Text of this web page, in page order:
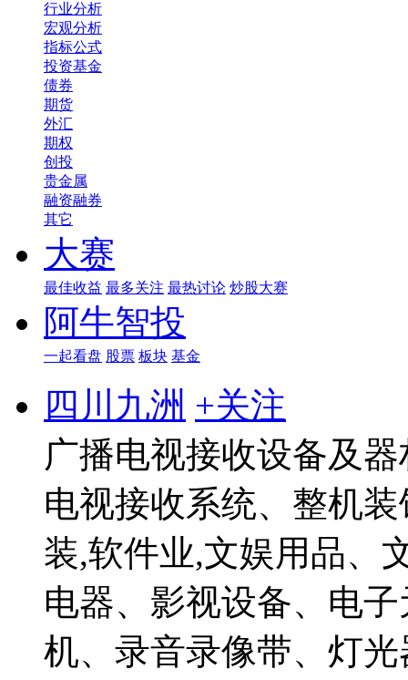
行业分析
宏观分析
指标公式
投资基金
债券
期货
外汇
期权
创投
贵金属
融资融券
其它
大赛
最佳收益 最多关注 最热讨论 炒股大赛
阿牛智投
一起看盘 股票 板块 基金
四川九洲 +关注
广播电视接收设备及
电视接收系统、整机
装,软件业,文娱用品、
电器、影视设备、电
机、录音录像带、灯